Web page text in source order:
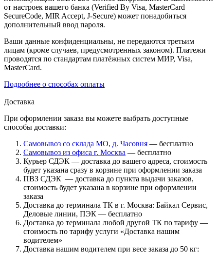
от настроек вашего банка (Verified By Visa, MasterCard
SecureCode, MIR Accept, J-Secure) может понадобиться
дополнительный ввод пароля.
Ваши данные конфиденциальны, не передаются третьим
лицам (кроме случаев, предусмотренных законом). Платежи
проводятся по стандартам платёжных систем МИР, Visa,
MasterCard.
Подробнее о способах оплаты
Доставка
При оформлении заказа вы можете выбрать доступные
способы доставки:
Самовывоз со склада МО, д. Часовня — бесплатно
Самовывоз из офиса г. Москва — бесплатно
Курьер СДЭК — доставка до вашего адреса, стоимость
будет указана сразу в корзине при оформлении заказа
ПВЗ СДЭК — доставка до пункта выдачи заказов,
стоимость будет указана в корзине при оформлении
заказа
Доставка до терминала ТК в г. Москва: Байкал Сервис,
Деловые линии, ПЭК — бесплатно
Доставка до терминала любой другой ТК по тарифу —
стоимость по тарифу услуги «Доставка нашим
водителем»
Доставка нашим водителем при весе заказа до 50 кг: